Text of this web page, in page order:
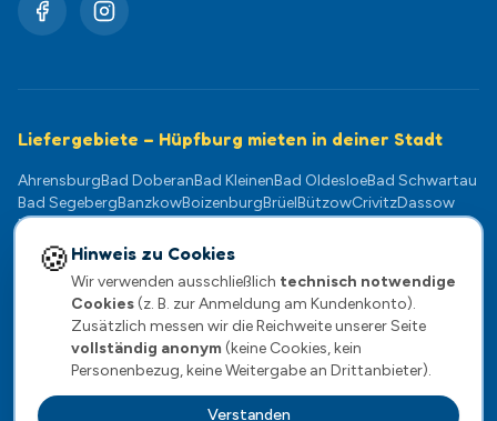
Liefergebiete – Hüpfburg mieten in deiner Stadt
AhrensburgBad DoberanBad KleinenBad OldesloeBad Schwartau
Bad SegebergBanzkowBoizenburgBrüelBützowCrivitzDassow
Dömitz
Güstrow HagenowKlützKühlungsborn
Lübeck
PampowParchimPlate Plau am SeeRatzeburgRehnaReinfeld
RostockScharbeutzSchwaanSchwarzenbekSchwerinSternberg
StockelsdorfStralendorfTeterowTimmendorfer Strand
TravemündeWarnemündeWentorfWismarWittenburg Zarrentin
🍪 Hinweis zu Cookies
Wir verwenden ausschließlich technisch notwendige
Cookies(z. B. zur Anmeldung am Kundenkonto).
Zusätzlich messen wir die Reichweite unserer Seite
vollständig anonym (keine Cookies, kein
Personenbezug, keine Weitergabe an Drittanbieter).
Verstanden